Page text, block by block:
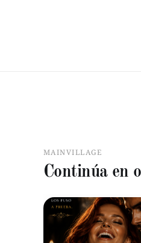
MAINVILLAGE
Continúa en